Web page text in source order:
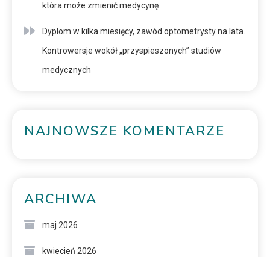
która może zmienić medycynę
Dyplom w kilka miesięcy, zawód optometrysty na lata.
Kontrowersje wokół „przyspieszonych” studiów
medycznych
NAJNOWSZE KOMENTARZE
ARCHIWA
maj 2026
kwiecień 2026